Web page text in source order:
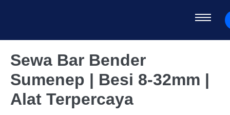
Sewa Bar Bender
Sumenep | Besi 8-32mm |
Alat Terpercaya